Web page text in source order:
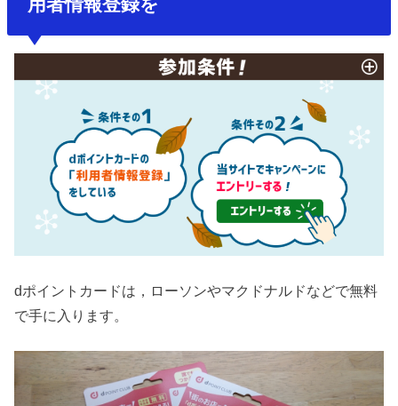
dポイントカードは，ローソンやマクドナルドなどで無料
で手に入ります。